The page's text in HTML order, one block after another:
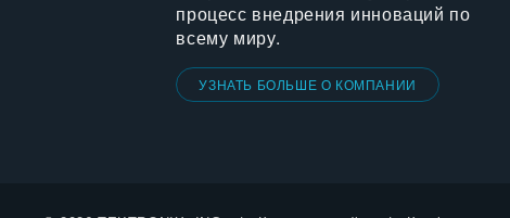
процесс внедрения инноваций по
всему миру.
УЗНАТЬ БОЛЬШЕ О КОМПАНИИ